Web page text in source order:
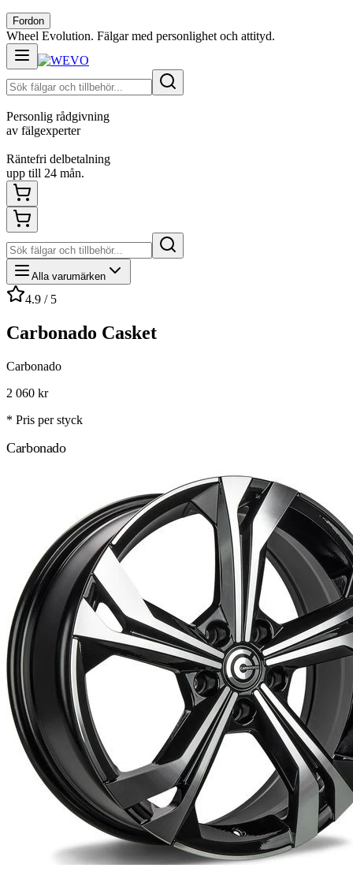
Fordon
Wheel Evolution. Fälgar med personlighet och attityd.
Personlig rådgivning
av fälgexperter
Räntefri delbetalning
upp till 24 mån.
Alla varumärken
4.9 / 5
Carbonado Casket
Carbonado
2 060 kr
* Pris per styck
Carbonado